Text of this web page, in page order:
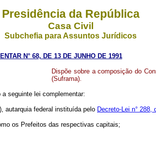
Presidência da República
Casa Civil
Subchefia para Assuntos Jurídicos
N° 68, DE 13 DE JUNHO DE 1991
Dispõe sobre a composição do
(Suframa).
seguinte lei complementar:
federal instituída pelo Decreto-Lei n° 288,
os Prefeitos das respectivas capitais;